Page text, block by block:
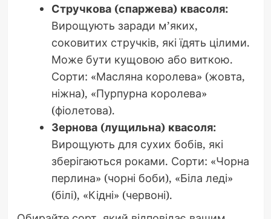
Стручкова (спаржева) квасоля:
Вирощують заради м’яких,
соковитих стручків, які їдять цілими.
Може бути кущовою або виткою.
Сорти: «Масляна королева» (жовта,
ніжна), «Пурпурна королева»
(фіолетова).
Зернова (лущильна) квасоля:
Вирощують для сухих бобів, які
зберігаються роками. Сорти: «Чорна
перлина» (чорні боби), «Біла леді»
(білі), «Кідні» (червоні).